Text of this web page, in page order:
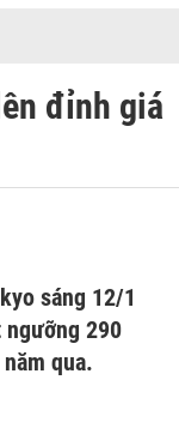
đỉnh giá
sáng 12/1
ngưỡng 290
qua.